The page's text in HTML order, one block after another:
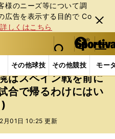
様のニーズ等について調
広告を表⽰する⽬的で Co
詳しくはこちら
閉じ
る
web Sportiva (webスポルティーバ)
検索
マイペ
ー
ジ
メニュ
その他球技 その他競技 モー
ッカー代表 日本代表 ム
はスペイン戦を前に
合で帰るわけにはい
月01日 10:25 更新